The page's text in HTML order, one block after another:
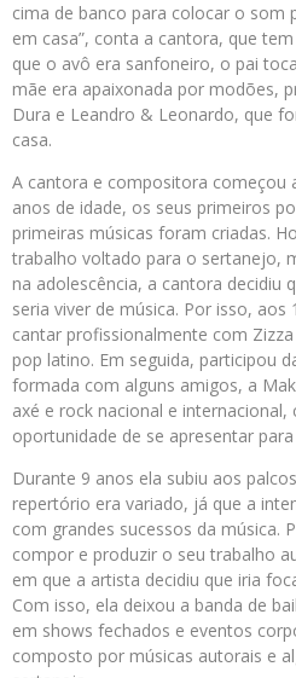
cima de banco para colocar o som
em casa”, conta a cantora, que
que o avô era sanfoneiro, o pai
mãe era apaixonada por modões,
Dura e Leandro & Leonardo, que
casa.
A cantora e compositora começou
anos de idade, os seus primeiros
primeiras músicas foram criadas.
trabalho voltado para o sertanejo,
na adolescência, a cantora decidiu
seria viver de música. Por isso,
cantar profissionalmente com
pop latino. Em seguida, participou
formada com alguns amigos, a
axé e rock nacional e internacional,
oportunidade de se apresentar
Durante 9 anos ela subiu aos
repertório era variado, já que a
com grandes sucessos da música.
compor e produzir o seu trabalho
em que a artista decidiu que iria
Com isso, ela deixou a banda de
em shows fechados e eventos
composto por músicas autorais e